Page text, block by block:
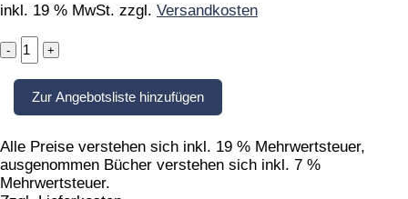
inkl. 19 % MwSt. zzgl. Versandkosten
Verputzbürste
quantity
Zur Angebotsliste hinzufügen
Alle Preise verstehen sich inkl. 19 % Mehrwertsteuer,
ausgenommen Bücher verstehen sich inkl. 7 %
Mehrwertsteuer.